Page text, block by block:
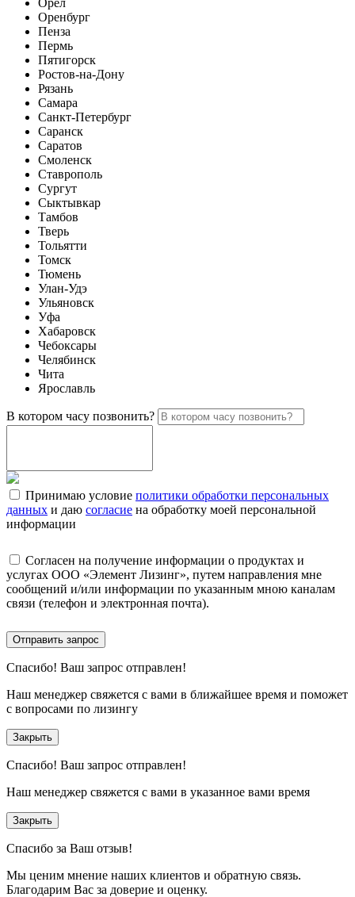
Оренбург
Пенза
Пермь
Пятигорск
Ростов-на-Дону
Рязань
Самара
Санкт-Петербург
Саранск
Саратов
Смоленск
Ставрополь
Сургут
Сыктывкар
Тамбов
Тверь
Тольятти
Томск
Тюмень
Улан-Удэ
Ульяновск
Уфа
Хабаровск
Чебоксары
Челябинск
Чита
Ярославль
В котором часу позвонить?
Принимаю условие политики обработки персональных
данных и даю согласие на обработку моей персональной
информации
Согласен на получение информации о продуктах и
услугах ООО «Элемент Лизинг», путем направления мне
сообщений и/или информации по указанным мною каналам
связи (телефон и электронная почта).
Отправить запрос
Спасибо! Ваш запрос отправлен!
Наш менеджер свяжется с вами в ближайшее время и поможет
с вопросами по лизингу
Закрыть
Спасибо! Ваш запрос отправлен!
Наш менеджер свяжется с вами в указанное вами время
Закрыть
Спасибо за Ваш отзыв!
Мы ценим мнение наших клиентов и обратную связь.
Благодарим Вас за доверие и оценку.